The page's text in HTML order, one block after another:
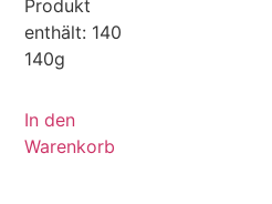
Produkt
enthält: 140
140g
In den
Warenkorb